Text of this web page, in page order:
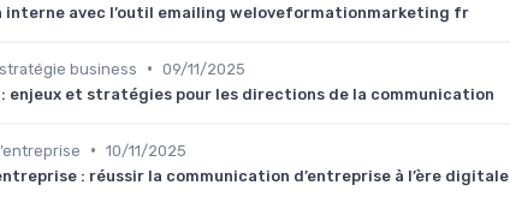
interne avec l’outil emailing weloveformationmarketing fr
business • 09/11/2025
: enjeux et stratégies pour les directions de la communication
• 10/11/2025
: réussir la communication d’entreprise à l’ère digitale